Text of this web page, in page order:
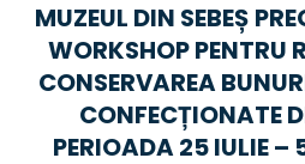
MUZEUL DIN SEBEȘ
WORKSHOP PENTRU
CONSERVAREA
CONFECȚIONATE
PERIOADA 25 IULIE –